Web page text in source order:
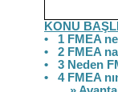
KONU
• 1 FMEA
• 2 FMEA
• 3 Neden
• 4 FMEA